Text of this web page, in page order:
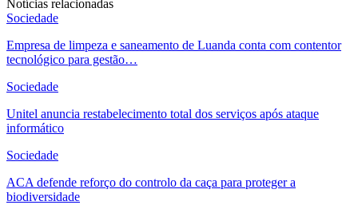
Notícias relacionadas
Sociedade
Empresa de limpeza e saneamento de Luanda conta com contentor
tecnológico para gestão…
Sociedade
Unitel anuncia restabelecimento total dos serviços após ataque
informático
Sociedade
ACA defende reforço do controlo da caça para proteger a
biodiversidade